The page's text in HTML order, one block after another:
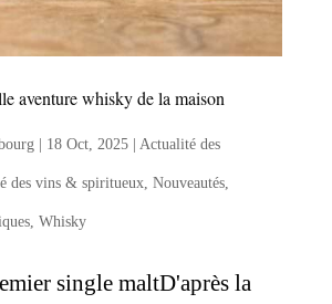
aventure whisky de la maison
| 18 Oct, 2025| Actualité des
des vins & spiritueux, Nouveautés,
, Whisky
single maltD'après la